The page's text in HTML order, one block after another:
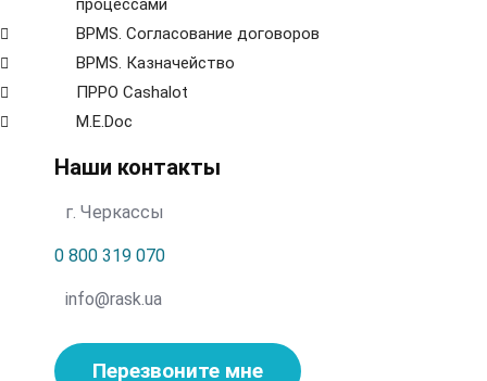
процессами
BPMS. Согласование договоров
BPМS. Казначейство
ПРРО Cashalot
M.E.Doc
Наши контакты
г. Черкассы
0 800 319 070
info@rask.ua
Перезвоните мне